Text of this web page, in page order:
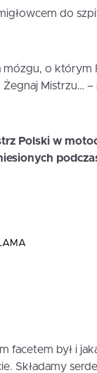
do
o którym
Mistrzu…
Polski w
facetem był i
Składamy